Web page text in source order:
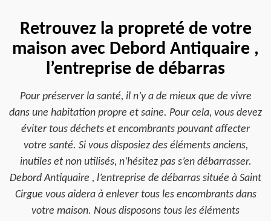
Retrouvez la propreté de votre
maison avec Debord Antiquaire ,
l’entreprise de débarras
Pour préserver la santé, il n’y a de mieux que de vivre
dans une habitation propre et saine. Pour cela, vous devez
éviter tous déchets et encombrants pouvant affecter
votre santé. Si vous disposiez des éléments anciens,
inutiles et non utilisés, n’hésitez pas s’en débarrasser.
Debord Antiquaire , l’entreprise de débarras située à Saint
Cirgue vous aidera à enlever tous les encombrants dans
votre maison. Nous disposons tous les éléments